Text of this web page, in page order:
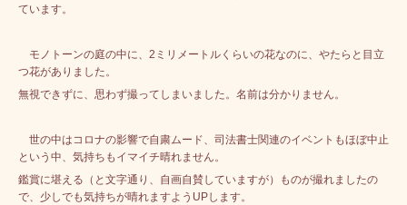
ています。
モノトーンの庭の中に、2ミリメートルくらいの花なのに、やたらと目立
つ花がありました。
無視できずに、思わず撮ってしまいました。名前は分かりません。
世の中はコロナの影響で自粛ムード、司法書士関連のイベントもほぼ中止
という中、気持ちもイマイチ晴れません。
鑑賞に堪える（と文字通り、自画自賛していますが）ものが撮れましたの
で、少しでも気持ちが晴れますようUPします。